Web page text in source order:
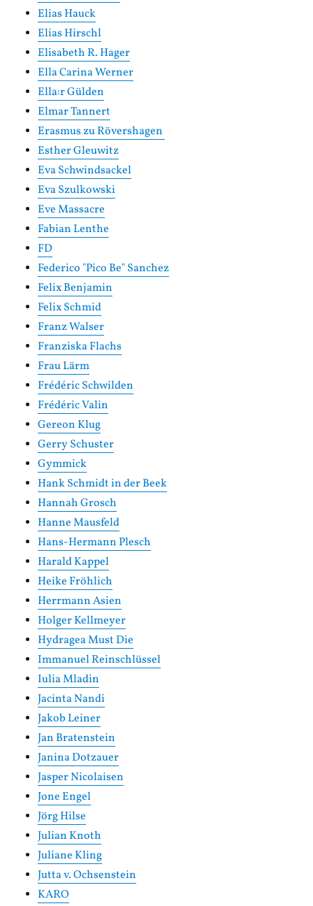
Elias Hauck
Elias Hirschl
Elisabeth R. Hager
Ella Carina Werner
Ella:r Gülden
Elmar Tannert
Erasmus zu Rövershagen
Esther Gleuwitz
Eva Schwindsackel
Eva Szulkowski
Eve Massacre
Fabian Lenthe
FD
Federico "Pico Be" Sanchez
Felix Benjamin
Felix Schmid
Franz Walser
Franziska Flachs
Frau Lärm
Frédéric Schwilden
Frédéric Valin
Gereon Klug
Gerry Schuster
Gymmick
Hank Schmidt in der Beek
Hannah Grosch
Hanne Mausfeld
Hans-Hermann Plesch
Harald Kappel
Heike Fröhlich
Herrmann Asien
Holger Kellmeyer
Hydragea Must Die
Immanuel Reinschlüssel
Iulia Mladin
Jacinta Nandi
Jakob Leiner
Jan Bratenstein
Janina Dotzauer
Jasper Nicolaisen
Jone Engel
Jörg Hilse
Julian Knoth
Juliane Kling
Jutta v. Ochsenstein
KARO